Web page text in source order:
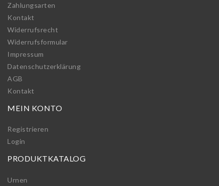
Zahlungsarten
Kontakt
Widerrufs­recht
Widerrufs­formular
Impressum
Daten­schutz­erklärung
AGB
Kontakt
MEIN KONTO
Registrieren
Login
PRODUKTKATALOG
Urnen